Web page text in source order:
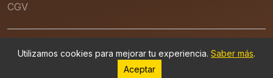
CGV
© 2026 - Refrigeración Albolote, S.L. — Desarrollado por
Utilizamos cookies para mejorar tu experiencia. Saber más.
Aceptar